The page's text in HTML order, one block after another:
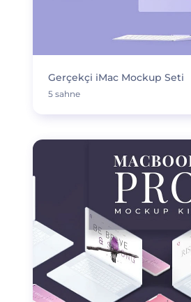
Gerçekçi iMac Mockup Seti
5 sahne